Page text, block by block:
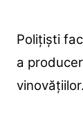
Polițiști
a
vinovățiilor.